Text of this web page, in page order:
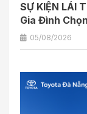
SỰ KIỆN LÁI
Gia Đình
05/08/2026